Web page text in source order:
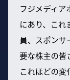
フジメディア
にあり、これ
員、スポン
要な株主の皆
これほどの変